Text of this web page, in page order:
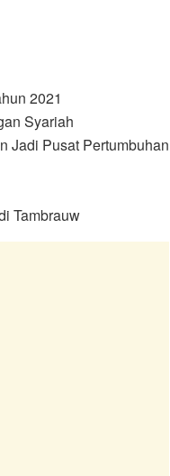
2021
Syariah
Jadi Pusat Pertumbuhan
Tambrauw